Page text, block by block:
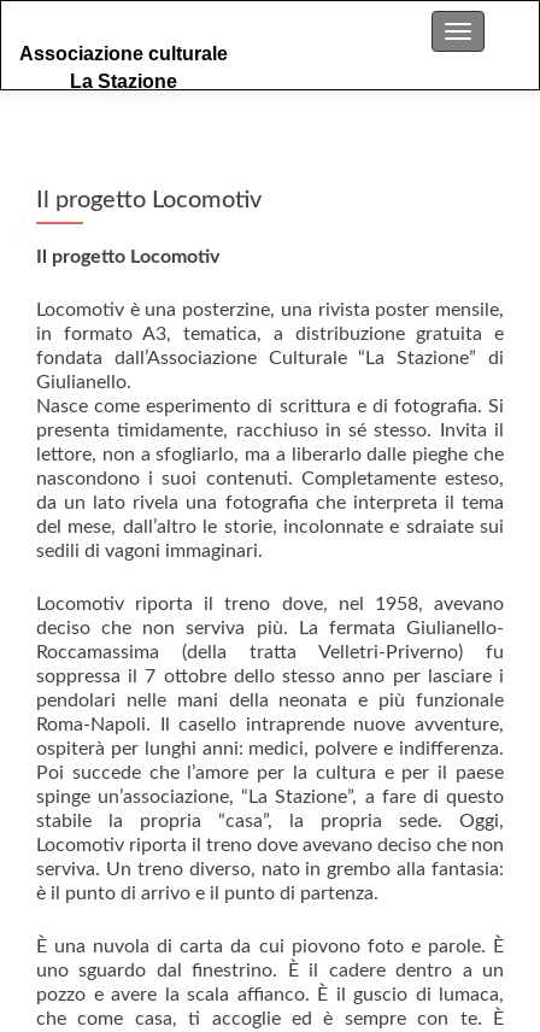
i
Menu
Associazione culturale
La Stazione
Il progetto Locomotiv
Il progetto Locomotiv
Locomotiv è una posterzine, una rivista poster mensile,
in formato A3, tematica, a distribuzione gratuita e
fondata dall’Associazione Culturale “La Stazione” di
Giulianello.
Nasce come esperimento di scrittura e di fotografia. Si
presenta timidamente, racchiuso in sé stesso. Invita il
lettore, non a sfogliarlo, ma a liberarlo dalle pieghe che
nascondono i suoi contenuti. Completamente esteso,
da un lato rivela una fotografia che interpreta il tema
del mese, dall’altro le storie, incolonnate e sdraiate sui
sedili di vagoni immaginari.
Locomotiv riporta il treno dove, nel 1958, avevano
deciso che non serviva più. La fermata Giulianello-
Roccamassima (della tratta Velletri-Priverno) fu
soppressa il 7 ottobre dello stesso anno per lasciare i
pendolari nelle mani della neonata e più funzionale
Roma-Napoli. Il casello intraprende nuove avventure,
ospiterà per lunghi anni: medici, polvere e indifferenza.
Poi succede che l’amore per la cultura e per il paese
spinge un’associazione, “La Stazione”, a fare di questo
stabile la propria “casa”, la propria sede. Oggi,
Locomotiv riporta il treno dove avevano deciso che non
serviva. Un treno diverso, nato in grembo alla fantasia:
è il punto di arrivo e il punto di partenza.
È una nuvola di carta da cui piovono foto e parole. È
uno sguardo dal finestrino. È il cadere dentro a un
pozzo e avere la scala affianco. È il guscio di lumaca,
che come casa, ti accoglie ed è sempre con te. È